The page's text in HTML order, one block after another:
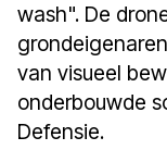
wash". De
van visueel
onderbouwde
Defensie.